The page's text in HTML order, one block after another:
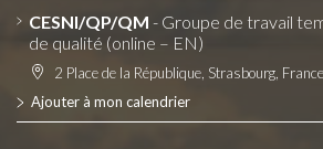
CESNI/QP/QM - Groupe de travail
de qualité (online – EN)
2 Place de la République, Strasbourg, France
Ajouter à mon calendrier